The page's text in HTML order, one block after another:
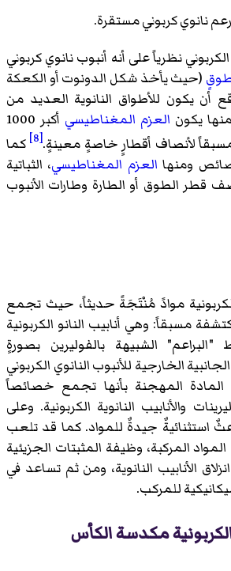
نانوي كربونيمستقرة.
نظرياً على أنه أنبوب نانوي كربوني
طوقٍ (حيث يأخذ شكل الدونوت أو الكعكة
أن يكون للأطواق النانوية العديد من
يكون العزم المغناطيسي
أكبر 1000
لأنصاف أقطارٍ خاصةٍ معينةٍ.[8]
كما
ومنها العزم المغناطيسي، الثباتية
قطر الطوق أو الطارة وطارات الأنبوب
موادً مُنْتَجَةً حديثاً، حيث تجمع
مسبقاً: وهي أنابيب النانو الكربونية
الشبيهة بالفوليرين بصورةٍ
الخارجية للأنبوب النانوي الكربوني
المادة المهجنة بأنها تجمع خصائصاً
والأنابيب النانوية الكربونية. وعلى
استثنائيةٌ جيدةٌ للمواد. كما قد تلعب
المركبة، وظيفة المثبتات الجزيئية
الأنابيب النانوية، ومن ثم تساعد في
للمركب.
الكربونية مكدسة الكأس